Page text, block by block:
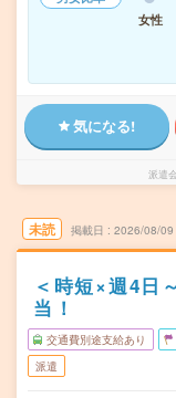
女性
気になる!
派遣
未読 掲載日 2026/08/09
＜時短×週4日
当！
交通費別途支給あり
派遣